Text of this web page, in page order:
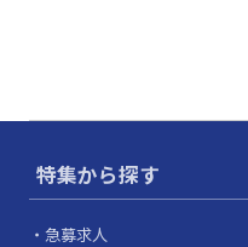
特集から探す
急募求人